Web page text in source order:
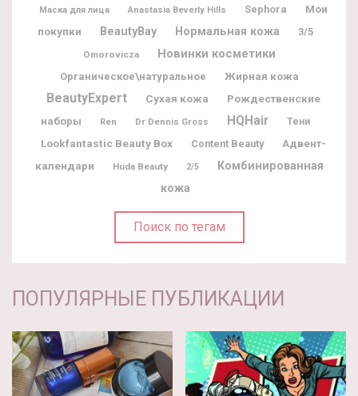
Маска для лица Anastasia Beverly Hills Sephora
Мои
покупки
BeautyBay Нормальная кожа 3/5
Omorovicza Новинки косметики
Органическое\натуральное Жирная кожа
BeautyExpert Сухая кожа
Рождественские
наборы
Ren Dr Dennis Gross HQHair Тени
Lookfantastic Beauty Box Content Beauty
Адвент-
календари
Huda Beauty 2/5
Комбинированная
кожа
Поиск по тегам
ПОПУЛЯРНЫЕ ПУБЛИКАЦИИ